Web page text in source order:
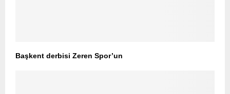
Başkent derbisi Zeren Spor’un